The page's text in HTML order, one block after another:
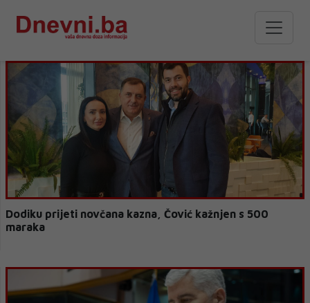
Dodiku prijeti novčana kazna, Čović kažnjen s 500
maraka